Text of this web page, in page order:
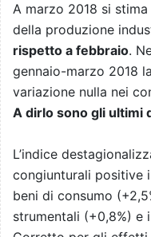
A marzo 2018 si
della produzione
rispetto a febbraio.
gennaio-marzo 2018
variazione nulla nei
A dirlo sono gli ultimi
L’indice
congiunturali positive
beni di consumo
strumentali (+0,8%) e